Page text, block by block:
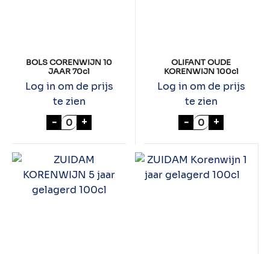
BOLS CORENWIJN 10
JAAR 70cl
Log in om de prijs
te zien
- BOLS CORENWIJN 10 JAAR 70cl aantal
+
OLIFANT OUDE
KORENWIJN 100cl
Log in om de prijs
te zien
- OLIFANT
+